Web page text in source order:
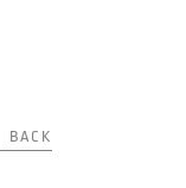
BACK